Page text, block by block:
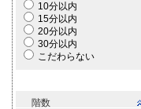
10分以内
15分以内
20分以内
30分以内
こだわらない
階数